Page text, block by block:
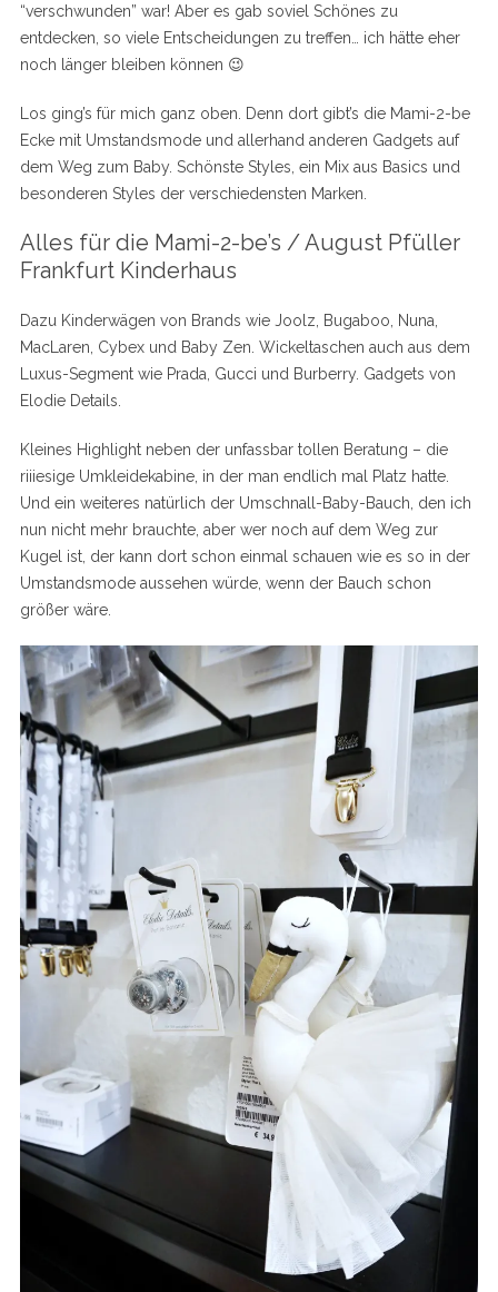
“verschwunden” war! Aber es gab soviel Schönes zu
entdecken, so viele Entscheidungen zu treffen… ich hätte eher
noch länger bleiben können 😉
Los ging’s für mich ganz oben. Denn dort gibt’s die Mami-2-be
Ecke mit Umstandsmode und allerhand anderen Gadgets auf
dem Weg zum Baby. Schönste Styles, ein Mix aus Basics und
besonderen Styles der verschiedensten Marken.
Alles für die Mami-2-be’s / August Pfüller
Frankfurt Kinderhaus
Dazu Kinderwägen von Brands wie Joolz, Bugaboo, Nuna,
MacLaren, Cybex und Baby Zen. Wickeltaschen auch aus dem
Luxus-Segment wie Prada, Gucci und Burberry. Gadgets von
Elodie Details.
Kleines Highlight neben der unfassbar tollen Beratung – die
riiiesige Umkleidekabine, in der man endlich mal Platz hatte.
Und ein weiteres natürlich der Umschnall-Baby-Bauch, den ich
nun nicht mehr brauchte, aber wer noch auf dem Weg zur
Kugel ist, der kann dort schon einmal schauen wie es so in der
Umstandsmode aussehen würde, wenn der Bauch schon
größer wäre.